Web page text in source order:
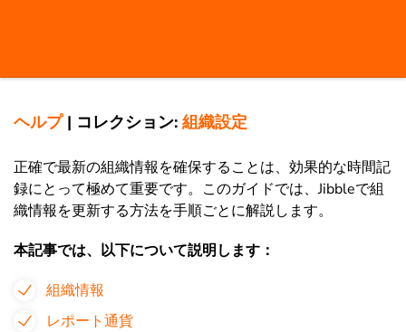
ヘルプ| コレクション: 組織設定
正確で最新の組織情報を確保することは、効果的な時間記
録にとって極めて重要です。このガイドでは、Jibbleで組
織情報を更新する方法を手順ごとに解説します。
本記事では、以下について説明します：
組織情報
レポート通貨